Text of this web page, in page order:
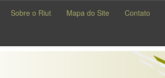
Sobre o Riut Mapa do Site Contato